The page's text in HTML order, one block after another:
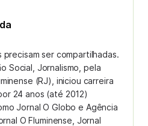
ser compartilhadas.
Social, Jornalismo, pela
(RJ), iniciou carreira
24 anos (até 2012)
Jornal O Globo e Agência
O Fluminense, Jornal